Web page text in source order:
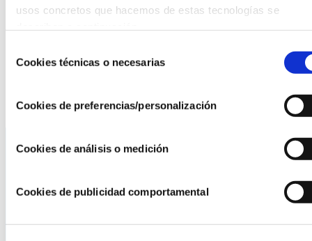
usos concretos que hacemos de estas tecnologías se
deCookies técnicas o necesarias
Cookies de preferencias/personalización
Cookies de análisis o medición
Cookies de publicidad comportamental
entrega de un diploma a los responsables de las escuelas
Fundaciones Asociadas